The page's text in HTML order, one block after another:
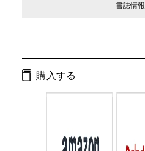
書誌情報
ページ数：
購入する